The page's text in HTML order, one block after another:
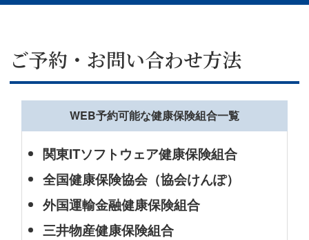
ご予約・お問い合わせ方法
WEB予約可能な健康保険組合一覧
関東ITソフトウェア健康保険組合
全国健康保険協会（協会けんぽ）
外国運輸金融健康保険組合
三井物産健康保険組合